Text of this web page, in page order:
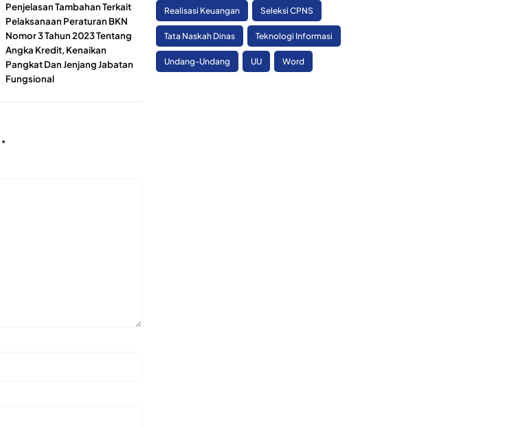
Penjelasan Tambahan Terkait
Pelaksanaan Peraturan BKN
Nomor 3 Tahun 2023 Tentang
Angka Kredit, Kenaikan
Pangkat Dan Jenjang Jabatan
Fungsional
*
Realisasi Keuangan Seleksi CPNS
Tata Naskah Dinas Teknologi Informasi
Undang-Undang UU Word